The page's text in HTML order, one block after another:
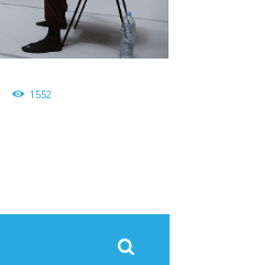
1552